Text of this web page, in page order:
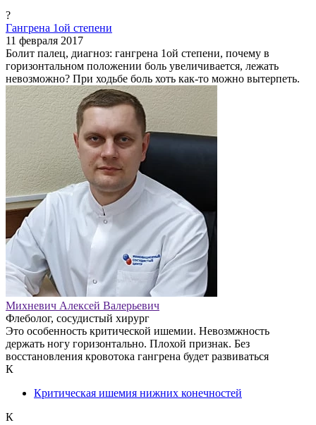
?
Гангрена 1ой степени
11 февраля 2017
Болит палец, диагноз: гангрена 1ой степени, почему в
горизонтальном положении боль увеличивается, лежать
невозможно? При ходьбе боль хоть как-то можно вытерпеть.
Михневич Алексей Валерьевич
Флеболог, сосудистый хирург
Это особенность критической ишемии. Невозмжность
держать ногу горизонтально. Плохой признак. Без
восстановления кровотока гангрена будет развиваться
К
Критическая ишемия нижних конечностей
К